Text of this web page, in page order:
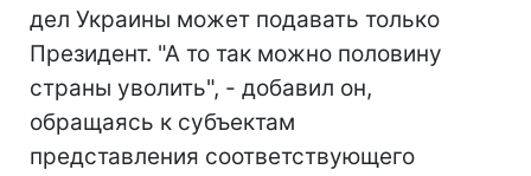
дел Украины может подавать только
Президент. "А то так можно половину
страны уволить", - добавил он,
обращаясь к субъектам
представления соответствующего